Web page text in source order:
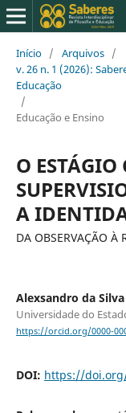
Início / Arquivos /
v. 26 n. 1 (2026):
Educação
/
Educação e Ensino
O ESTÁGIO
A
DA OBSERVAÇÃO À
Alexsandro da
Universidade do
https://orcid.org/0000-
DOI: https://doi.org/